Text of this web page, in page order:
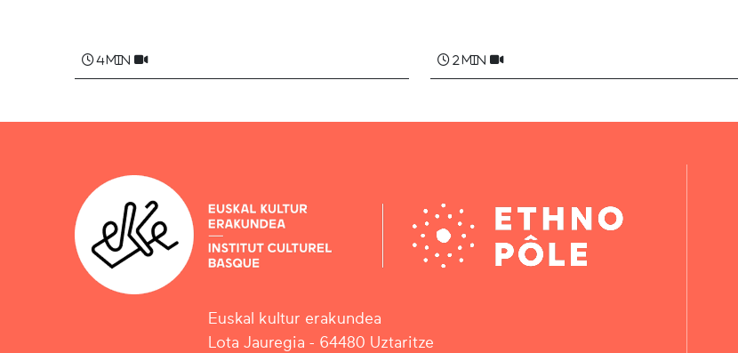
4 min 2 min
Euskal kultur erakundea
Lota Jauregia - 64480 Uztaritze